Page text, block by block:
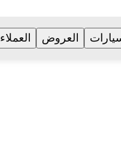
العروض العملاء